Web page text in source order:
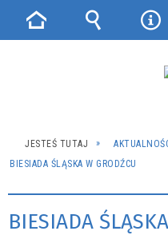
JESTEŚ TUTAJ
BIESIADA ŚLĄSKA W GRODŹCU
BIESIADA
Strona